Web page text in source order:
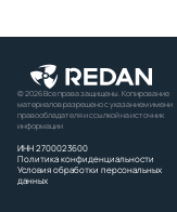
© 2026 Все права защищены. Копирование
материалов разрешено с указанием имени
правообладателя и ссылкой на источник
информации
ИНН 2700023600
Политика конфиденциальности
Условия обработки персональных
данных